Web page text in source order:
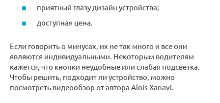
приятный глазу дизайн устройства;
доступная цена.
Если говорить о минусах, их не так много и все они
являются индивидуальными. Некоторым водителям
кажется, что кнопки неудобные или слабая подсветка.
Чтобы решить, подходит ли устройство, можно
посмотреть видеообзор от автора Alois Xanavi.